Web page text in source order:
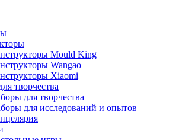
Mould King
Wangao
Xiaomi
творчества
для творчества
для исследований и опытов